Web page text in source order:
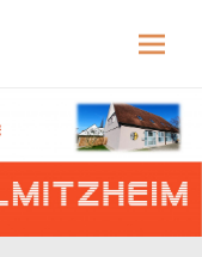
am Rande
to
content